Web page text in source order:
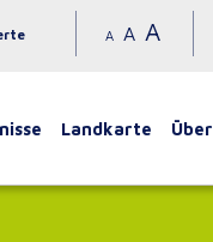
A A A
Landkarte